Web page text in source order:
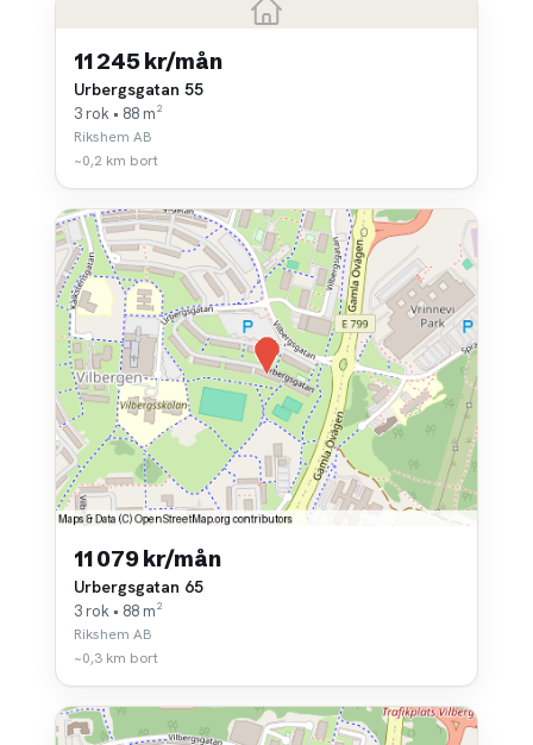
11 245 kr/mån
Urbergsgatan 55
3 rok • 88 m²
Rikshem AB
~0,2 km bort
11 079 kr/mån
Urbergsgatan 65
3 rok • 88 m²
Rikshem AB
~0,3 km bort